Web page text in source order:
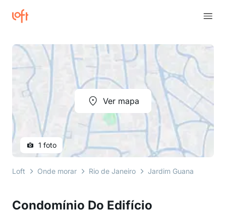
Condomínio Do Edifício
Ver mapa
1 foto
Loft Onde morar Rio de Janeiro Jardim Guanabara